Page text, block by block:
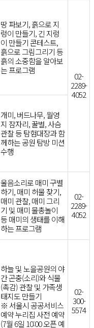
땅 파보기, 흙으로 지
렁이 만들기, 긴 지렁
이 만들기 콘테스트,
흙으로 그림그리기 등
흙의 소중함을 알아보
는 프로그램
02-
2289-
4052
개미, 버드나무, 월영
지 잠자리, 꿀벌, 사슴
관찰 등 탐험대장과 함
께하는 공원 탐방 미션
수행
울음소리로 매미 구별
하기, 매미 허물 찾기,
매미 관찰, 매미 그리
기 및 매미 물총놀이
등 매미의 생태를 이해
하는 프로그램
02-
2289-
4052
하늘 및 노을공원의 야
간 곤충(소리)와 식물
(촉감) 관찰 및 가족생
태지도 만들기
※ 서울시 공공서비스
예약 누리집 사전 예약
(7월 6일 10:00 오픈 예
02-
300-
5574